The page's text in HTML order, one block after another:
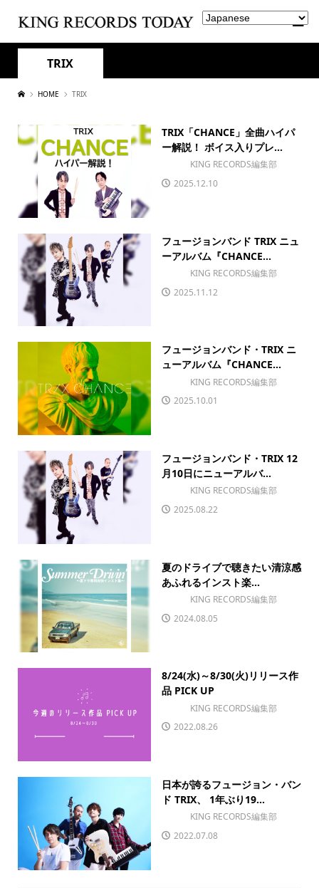
TRIX
HOME TRIX
TRIX「CHANCE」全曲ハイパ
ー解説！ ボイス入りプレ...
KING RECORDS編集部
2025.12.10
フュージョンバンド TRIX ニュ
ーアルバム『CHANCE...
KING RECORDS編集部
2025.11.12
フュージョンバンド・TRIX ニ
ューアルバム『CHANCE...
KING RECORDS編集部
2025.10.01
フュージョンバンド・TRIX 12
月10日にニューアルバ...
KING RECORDS編集部
2025.08.22
夏のドライブで聴きたい清涼感
あふれるインスト楽...
KING RECORDS編集部
2024.08.05
8/24(水)～8/30(火)リリース作
品 PICK UP
KING RECORDS編集部
2022.08.26
日本が誇るフュージョン・バン
ド TRIX、 1年ぶり19...
KING RECORDS編集部
2022.07.08